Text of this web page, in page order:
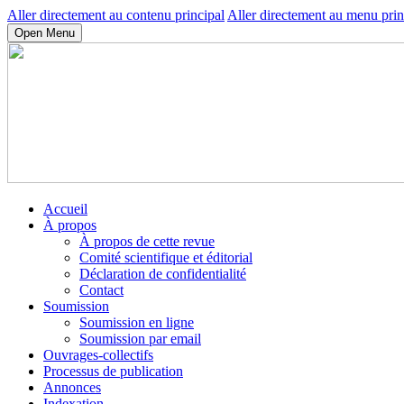
Aller directement au contenu principal Aller directement au menu
Open Menu
Accueil
À propos
À propos de cette revue
Comité scientifique et éditorial
Déclaration de confidentialité
Contact
Soumission
Soumission en ligne
Soumission par email
Ouvrages-collectifs
Processus de publication
Annonces